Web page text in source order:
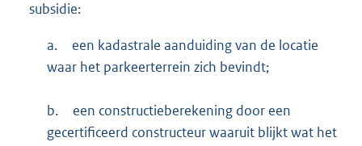
subsidie:
a.
een kadastrale aanduiding van de locatie
waar het parkeerterrein zich bevindt;
b.
een constructieberekening door een
gecertificeerd constructeur waaruit blijkt wat het